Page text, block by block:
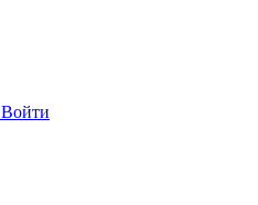
Войти